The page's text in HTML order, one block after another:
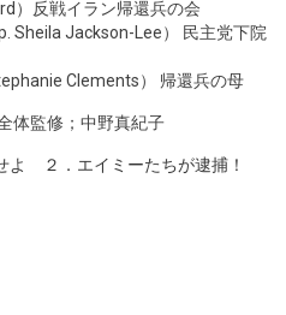
）反戦イラン帰還兵の会
Sheila Jackson-Lee） 民主党下院
Clements） 帰還兵の母
体監修；中野真紀子
よ ２．エイミーたちが逮捕！